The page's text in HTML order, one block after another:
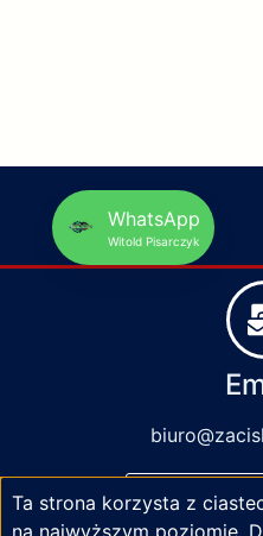
WhatsApp
Witold Pisarczyk
Ta strona korzysta z
na najwyższym poziomie.